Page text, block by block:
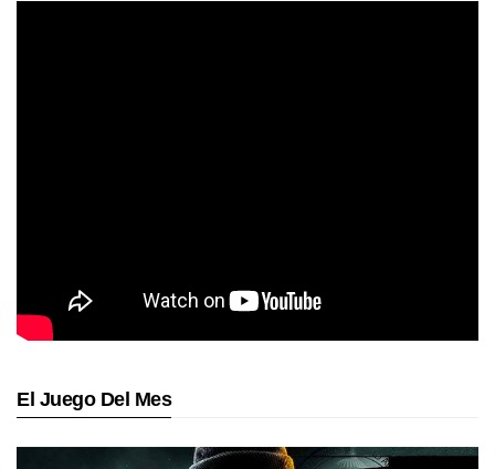
El Juego Del Mes